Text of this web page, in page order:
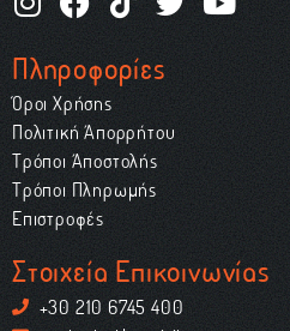
Πληροφορίες
Όροι Χρήσης
Πολιτική Απορρήτου
Τρόποι Αποστολής
Τρόποι Πληρωμής
Επιστροφές
Στοιχεία Επικοινωνίας
+30 210 6745 400